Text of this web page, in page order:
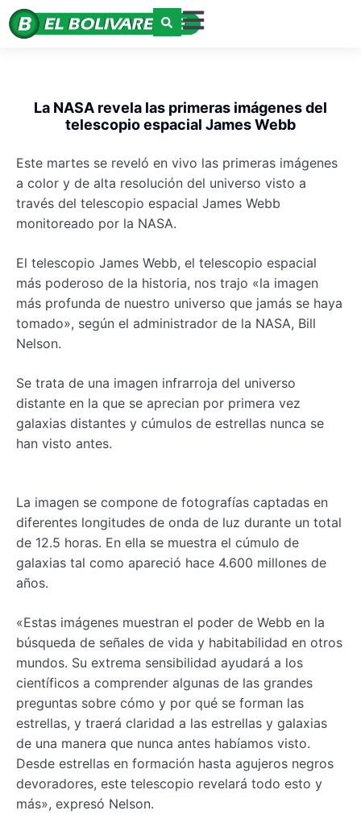
La NASA revela las primeras imágenes del
telescopio espacial James Webb
Este martes se reveló en vivo las primeras imágenes
a color y de alta resolución del universo visto a
través del telescopio espacial James Webb
monitoreado por la NASA.
El telescopio James Webb, el telescopio espacial
más poderoso de la historia, nos trajo «la imagen
más profunda de nuestro universo que jamás se haya
tomado», según el administrador de la NASA, Bill
Nelson.
Se trata de una imagen infrarroja del universo
distante en la que se aprecian por primera vez
galaxias distantes y cúmulos de estrellas nunca se
han visto antes.
La imagen se compone de fotografías captadas en
diferentes longitudes de onda de luz durante un total
de 12.5 horas. En ella se muestra el cúmulo de
galaxias tal como apareció hace 4.600 millones de
años.
«Estas imágenes muestran el poder de Webb en la
búsqueda de señales de vida y habitabilidad en otros
mundos. Su extrema sensibilidad ayudará a los
científicos a comprender algunas de las grandes
preguntas sobre cómo y por qué se forman las
estrellas, y traerá claridad a las estrellas y galaxias
de una manera que nunca antes habíamos visto.
Desde estrellas en formación hasta agujeros negros
devoradores, este telescopio revelará todo esto y
más», expresó Nelson.